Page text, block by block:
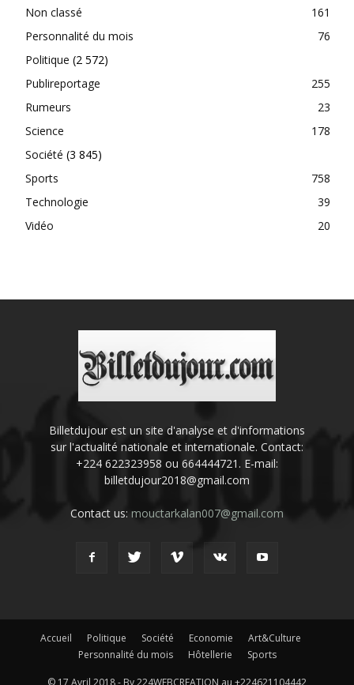
Non classé
161
Personnalité du mois
76
Politique (2 572)
Publireportage
255
Rumeurs
23
Science
178
Société (3 845)
Sports
758
Technologie
39
Vidéo
20
Billetdujour est un site d'analyse et d'informations
sur l'actualité nationale et internationale. Contact:
+224 622323958 ou 664444721. E-mail:
billetdujour2018@gmail.com
Contact us: mouctarkalan007@gmail.com
Accueil Politique Société Economie
Art&Culture
Personnalité du mois
Hôtellerie Sports